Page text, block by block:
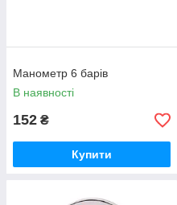
Манометр 6 барів
В наявності
152 ₴
Купити